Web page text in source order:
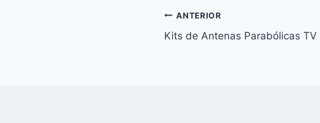
Navegación
de
ANTERIOR
Kits de Antenas Parabólicas TV